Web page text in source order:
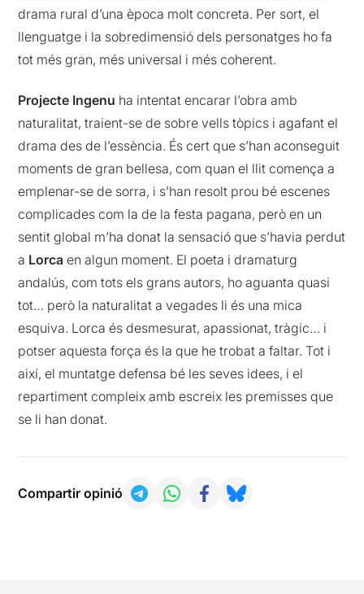
drama rural d’una època molt concreta. Per sort, el
llenguatge i la sobredimensió dels personatges ho fa
tot més gran, més universal i més coherent.
Projecte Ingenu ha intentat encarar l’obra amb
naturalitat, traient-se de sobre vells tòpics i agafant el
drama des de l’essència. És cert que s’han aconseguit
moments de gran bellesa, com quan el llit comença a
emplenar-se de sorra, i s’han resolt prou bé escenes
complicades com la de la festa pagana, però en un
sentit global m’ha donat la sensació que s’havia perdut
a Lorca en algun moment. El poeta i dramaturg
andalús, com tots els grans autors, ho aguanta quasi
tot… però la naturalitat a vegades li és una mica
esquiva. Lorca és desmesurat, apassionat, tràgic… i
potser aquesta força és la que he trobat a faltar. Tot i
així, el muntatge defensa bé les seves idees, i el
repartiment compleix amb escreix les premisses que
se li han donat.
Compartir opinió